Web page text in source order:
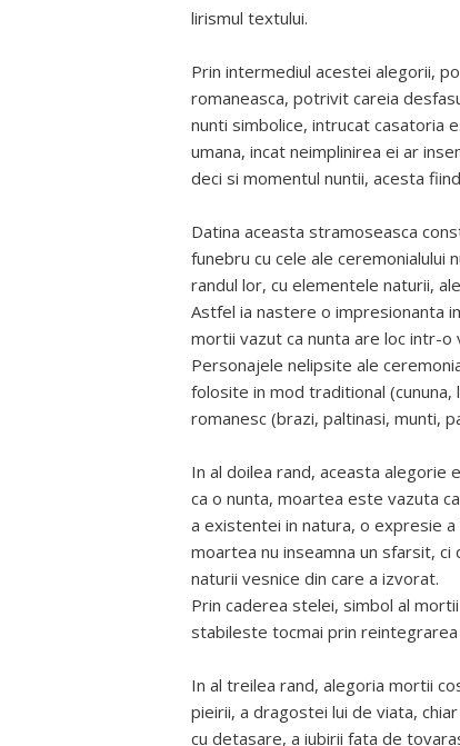
lirismul textului.
Prin intermediul acestei alegorii,
romaneasca, potrivit careia
nunti simbolice, intrucat casatoria
umana, incat neimplinirea ei ar
deci si momentul nuntii, acesta
Datina aceasta stramoseasca
funebru cu cele ale ceremonialului
randul lor, cu elementele naturii,
Astfel ia nastere o impresionanta
mortii vazut ca nunta are loc intr-o
Personajele nelipsite ale
folosite in mod traditional
romanesc (brazi, paltinasi, munti,
In al doilea rand, aceasta alegorie
ca o nunta, moartea este vazuta
a existentei in natura, o expresie
moartea nu inseamna un sfarsit,
naturii vesnice din care a izvorat.
Prin caderea stelei, simbol al
stabileste tocmai prin reintegrarea
In al treilea rand, alegoria mortii
pieirii, a dragostei lui de viata,
cu detasare, a iubirii fata de